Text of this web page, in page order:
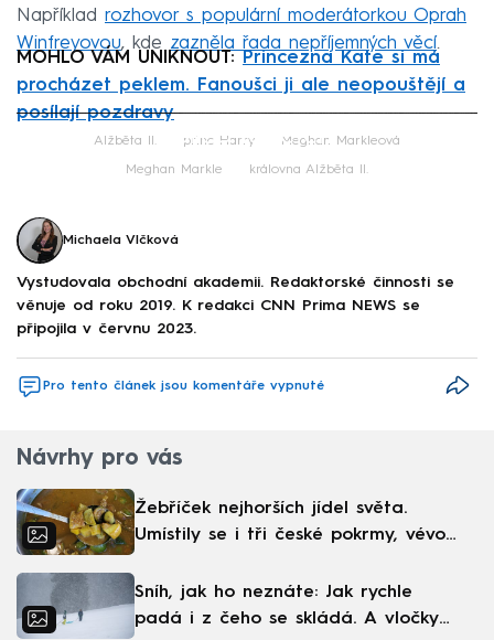
Například rozhovor s populární moderátorkou Oprah
Winfreyovou, kde zazněla řada nepříjemných věcí.
MOHLO VÁM UNIKNOUT:
Princezna Kate si má
procházet peklem. Fanoušci ji ale neopouštějí a
posílají pozdravy
Failed to fetch
Alžběta II. princ Harry Meghan Markleová
Meghan Markle královna Alžběta II.
Michaela Vlčková
Vystudovala obchodní akademii. Redaktorské činnosti se
věnuje od roku 2019. K redakci CNN Prima NEWS se
připojila v červnu 2023.
Pro tento článek jsou komentáře vypnuté
Návrhy pro vás
Žebříček nejhorších jídel světa.
Umístily se i tři české pokrmy, vévodí
Sníh, jak ho neznáte: Jak rychle
padá i z čeho se skládá. A vločky